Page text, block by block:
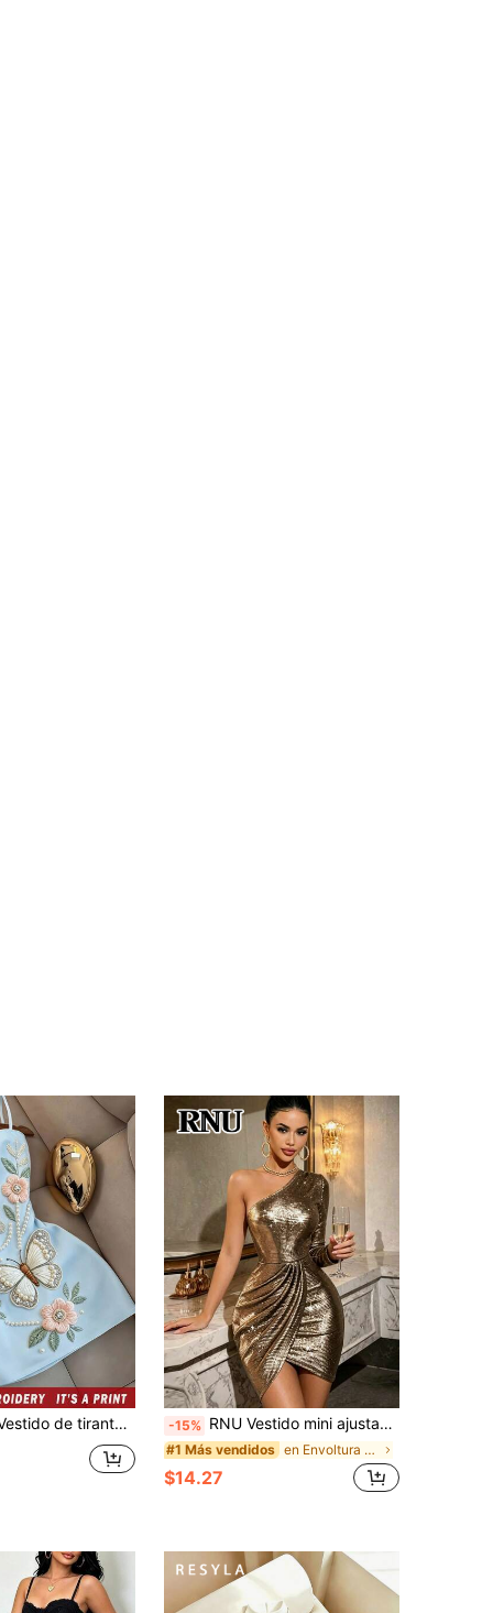
Talla: S
cm / 36 in, Cintura: 74 cm / 29 in, Color: Multicolor, Talla: L
con estampado floral y de mariposas para mujer de verano -15% RNU Vestido mini ajustado de lujo brillante de un solo hombro para mujer para fiesta nocturna, diseño de manga larga de un solo hombro, tela de purpurina metálica con textura de alto brillo, cintura fruncida para efecto de adelgazamiento, dobladillo con abertura asimétrica para resaltar las curvas, silueta ajustada elástica, adecuado para discoteca, cita, fiesta y otras ocasiones atmosféricas
#1 Más vendidos en Envoltura Vestidos De Mujer
$14.27